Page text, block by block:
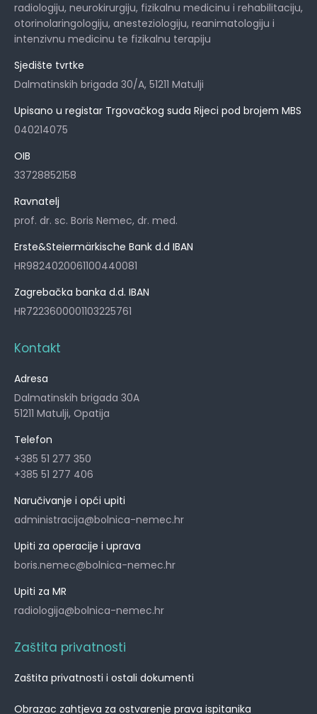
radiologiju, neurokirurgiju, fizikalnu medicinu i rehabilitaciju,
otorinolaringologiju, anesteziologiju, reanimatologiju i
intenzivnu medicinu te fizikalnu terapiju
Sjedište tvrtke
Dalmatinskih brigada 30/A, 51211 Matulji
Upisano u registar Trgovačkog suda Rijeci pod brojem MBS
040214075
OIB
33728852158
Ravnatelj
prof. dr. sc. Boris Nemec, dr. med.
Erste&Steiermärkische Bank d.d IBAN
HR9824020061100440081
Zagrebačka banka d.d. IBAN
HR7223600001103225761
Kontakt
Adresa
Dalmatinskih brigada 30A
51211 Matulji, Opatija
Telefon
+385 51 277 350
+385 51 277 406
Naručivanje i opći upiti
administracija@bolnica-nemec.hr
Upiti za operacije i uprava
boris.nemec@bolnica-nemec.hr
Upiti za MR
radiologija@bolnica-nemec.hr
Zaštita privatnosti
Zaštita privatnosti i ostali dokumenti
Obrazac zahtjeva za ostvarenje prava ispitanika